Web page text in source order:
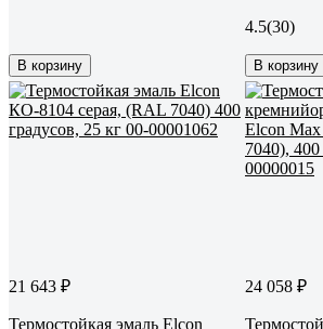
В корзину
4.5(30)
В корзину
21 643 ₽
Термостойкая эмаль Elcon
24 058 ₽